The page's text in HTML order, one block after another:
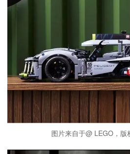
图片来自于@ LEGO，版